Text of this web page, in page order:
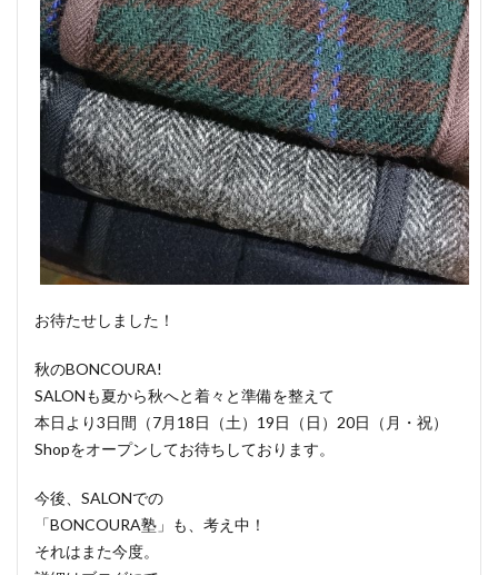
お待たせしました！
秋のBONCOURA!
SALONも夏から秋へと着々と準備を整えて
本日より3日間（7月18日（土）19日（日）20日（月・祝）
Shopをオープンしてお待ちしております。
今後、SALONでの
「BONCOURA塾」も、考え中！
それはまた今度。